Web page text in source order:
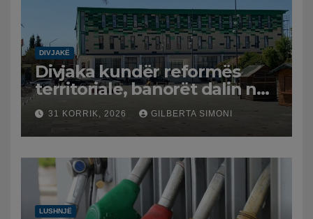
DIVJAKË
Divjaka kundër reformës
territoriale, banorët dalin në
protestë.
31 KORRIK, 2026 GILBERTA SIMONI
LUSHNJË